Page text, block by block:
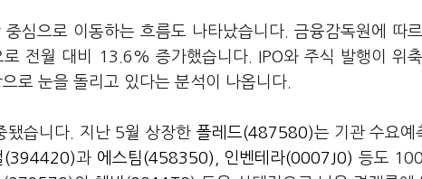
심으로 이동하는 흐름도 나타났습니다. 금융감독원에 따
전월 대비 13.6% 증가했습니다. IPO와 주식 발행이 위
로 눈을 돌리고 있다는 분석이 나옵니다.
됐습니다. 지난 5월 상장한 폴레드(487580)는 기관 수요
(394420)과 에스팀(458350) 인벤테라(0007J0) 등도